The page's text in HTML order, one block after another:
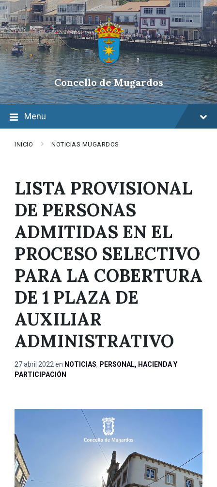
Skip
to
content
Skip
to
main
navigation
Skip
to
footer
Concello de Mugardos
Menu
INICIO NOTICIAS MUGARDOS
LISTA PROVISIONAL
DE PERSONAS
ADMITIDAS EN EL
PROCESO SELECTIVO
PARA LA COBERTURA
DE 1 PLAZA DE
AUXILIAR
ADMINISTRATIVO
27 abril 2022 en NOTICIAS, PERSONAL, HACIENDA Y
PARTICIPACIÓN